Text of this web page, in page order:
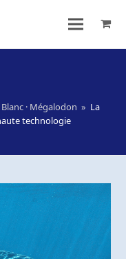
· Mégalodon » La
technologie